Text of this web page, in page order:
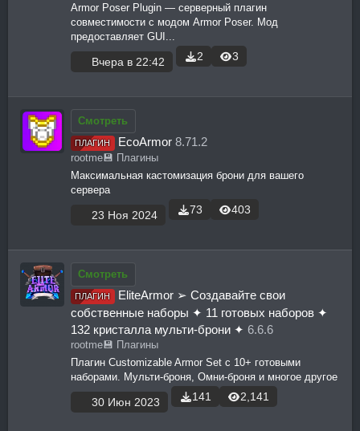
Armor Poser Plugin — серверный плагин
совместимости с модом Armor Poser. Мод
предоставляет GUI...
Вчера в 22:42 2 3
Смотреть
ПЛАГИН EcoArmor 8.71.2
rootme💾 Плагины
Максимальная кастомизация брони для вашего
сервера
23 Ноя 2024 73 403
Смотреть
ПЛАГИН
EliteArmor ➢ Создавайте свои
собственные наборы ✦ 11 готовых наборов ✦
132 кристалла мульти-брони ✦ 6.6.6
rootme💾 Плагины
Плагин Customizable Armor Set с 10+ готовыми
наборами. Мульти-броня, Омни-броня и многое другое
30 Июн 2023 141 2,141